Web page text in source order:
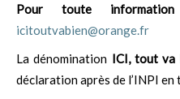
Pour toute information
icitoutvabien@orange.fr
La dénomination ICI, tout va
déclaration après de l’INPI